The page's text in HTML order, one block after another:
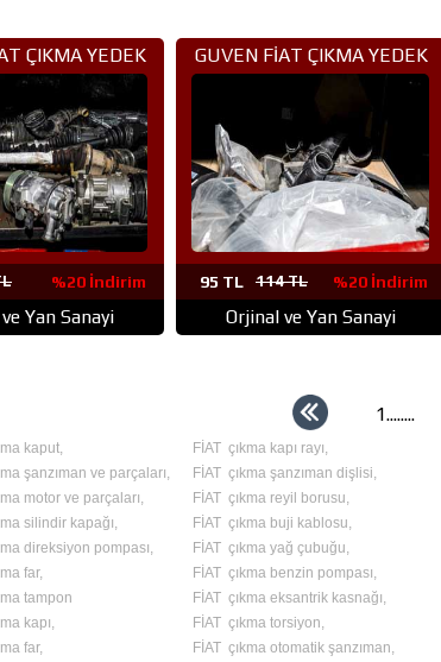
ÇIKMA YEDEK
(39)
%20 İndirim
Yan Sanayi
GUVEN FİAT ÇIKMA YEDEK
95 TL 114 TL %20 İndirim
Orjinal ve Yan Sanayi
1........
kaput,
şanzıman ve parçaları,
motor ve parçaları,
silindir kapağı,
direksiyon pompası,
far,
tampon
kapı,
far,
FİAT çıkma kapı rayı,
FİAT çıkma şanzıman dişlisi,
FİAT çıkma reyil borusu,
FİAT çıkma buji kablosu,
FİAT çıkma yağ çubuğu,
FİAT çıkma benzin pompası,
FİAT çıkma eksantrik kasnağı,
FİAT çıkma torsiyon,
FİAT çıkma otomatik şanzıman,